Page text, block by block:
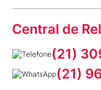
Aniversário Venancio
Dúvidas frequentes
Prazos e entregas
Bioimpedância
VClube - Programa
Fale com o
Fale conosco
Saúde na praça
Central de
(21)
(21)